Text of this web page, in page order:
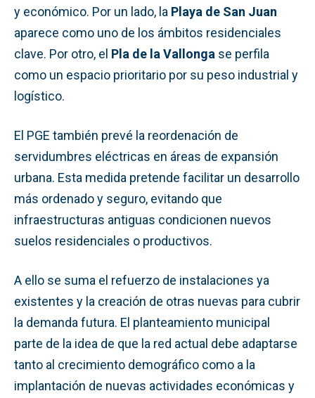
y económico. Por un lado, la Playa de San Juan
aparece como uno de los ámbitos residenciales
clave. Por otro, el Pla de la Vallonga se perfila
como un espacio prioritario por su peso industrial y
logístico.
El PGE también prevé la reordenación de
servidumbres eléctricas en áreas de expansión
urbana. Esta medida pretende facilitar un desarrollo
más ordenado y seguro, evitando que
infraestructuras antiguas condicionen nuevos
suelos residenciales o productivos.
A ello se suma el refuerzo de instalaciones ya
existentes y la creación de otras nuevas para cubrir
la demanda futura. El planteamiento municipal
parte de la idea de que la red actual debe adaptarse
tanto al crecimiento demográfico como a la
implantación de nuevas actividades económicas y